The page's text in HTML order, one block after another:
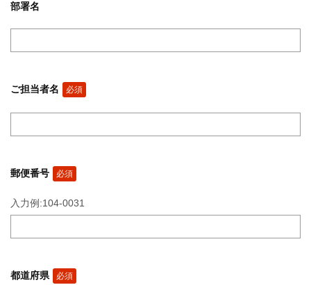
部署名
ご担当者名 必須
郵便番号 必須
入力例:104-0031
都道府県 必須